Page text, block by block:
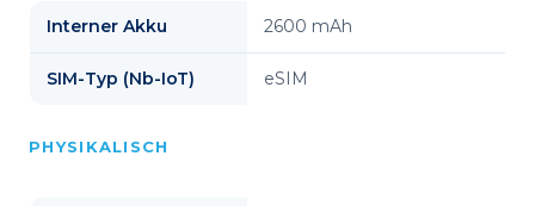
Interner Akku 2600 mAh
SIM-Typ (Nb-IoT) eSIM
PHYSIKALISCH